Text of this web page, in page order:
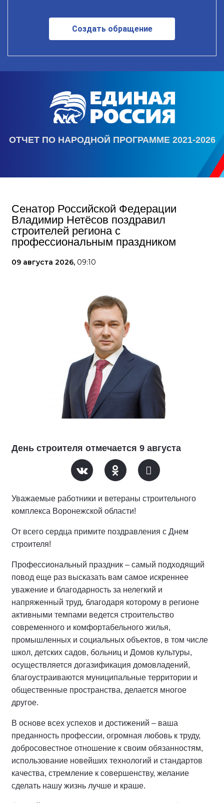
Создать обращение
ОТЧЕТ ПО НАРОДНОЙ ПРОГРАММЕ 2021-2026
Сенатор Российской Федерации
Владимир Нетёсов поздравил
строителей региона с
профессиональным праздником
09 августа 2026, 09:10
День строителя отмечается 9 августа
Уважаемые работники и ветераны строительного
комплекса Воронежской области!
От всего сердца примите поздравления с Днем
строителя!
Профессиональный праздник – самый подходящий
повод еще раз высказать вам самое искреннее
уважение и благодарность за нелегкий и
напряженный труд, благодаря которому в регионе
активными темпами ведется строительство
современного и комфортабельного жилья,
промышленных и социальных объектов, в том числе
школ, детских садов, больниц и Домов культуры,
осуществляется догазификация домовладений,
благоустраиваются муниципальные территории и
общественные пространства, делается многое
другое.
В основе всех успехов и достижений – ваша
преданность профессии, огромная любовь к труду,
добросовестное отношение к своим обязанностям,
использование новейших технологий и стандартов
качества, стремление к совершенству, желание
сделать нашу жизнь лучше и краше.